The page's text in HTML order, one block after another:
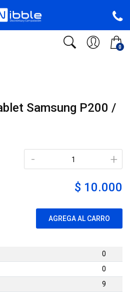
0
Samsung P200 /
+
-
$ 10.000
AGREGA AL CARRO
0
0
9